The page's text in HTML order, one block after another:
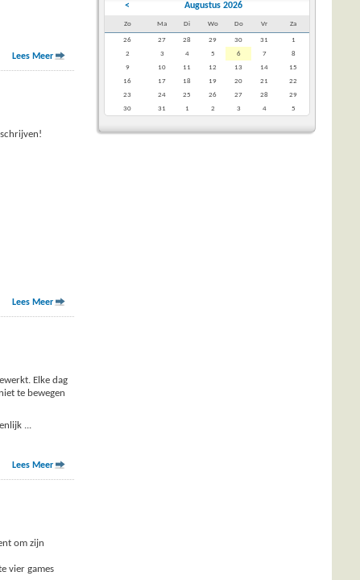
Lees Meer
Lees Meer
Elke dag
te bewegen
...
Lees Meer
om zijn
vier games
< Augustus 2026
Zo Ma Di Wo Do Vr Za
26 27 28 29 30 31
1
2
3 4 5 6 7
8
9
10 11 12 13 14
15
16
17 18 19 20 21
22
23
24 25 26 27 28
29
30
31 1 2 3 4 5